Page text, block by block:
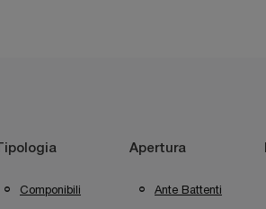
Tipologia
Componibili
Apertura
Ante Battenti